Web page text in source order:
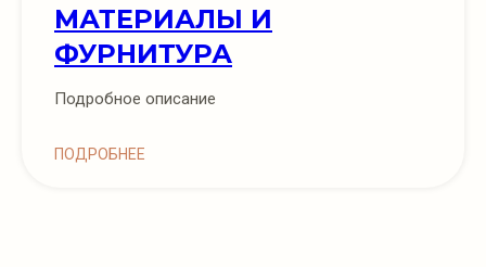
МАТЕРИАЛЫ И
ФУРНИТУРА
Подробное описание
ПОДРОБНЕЕ